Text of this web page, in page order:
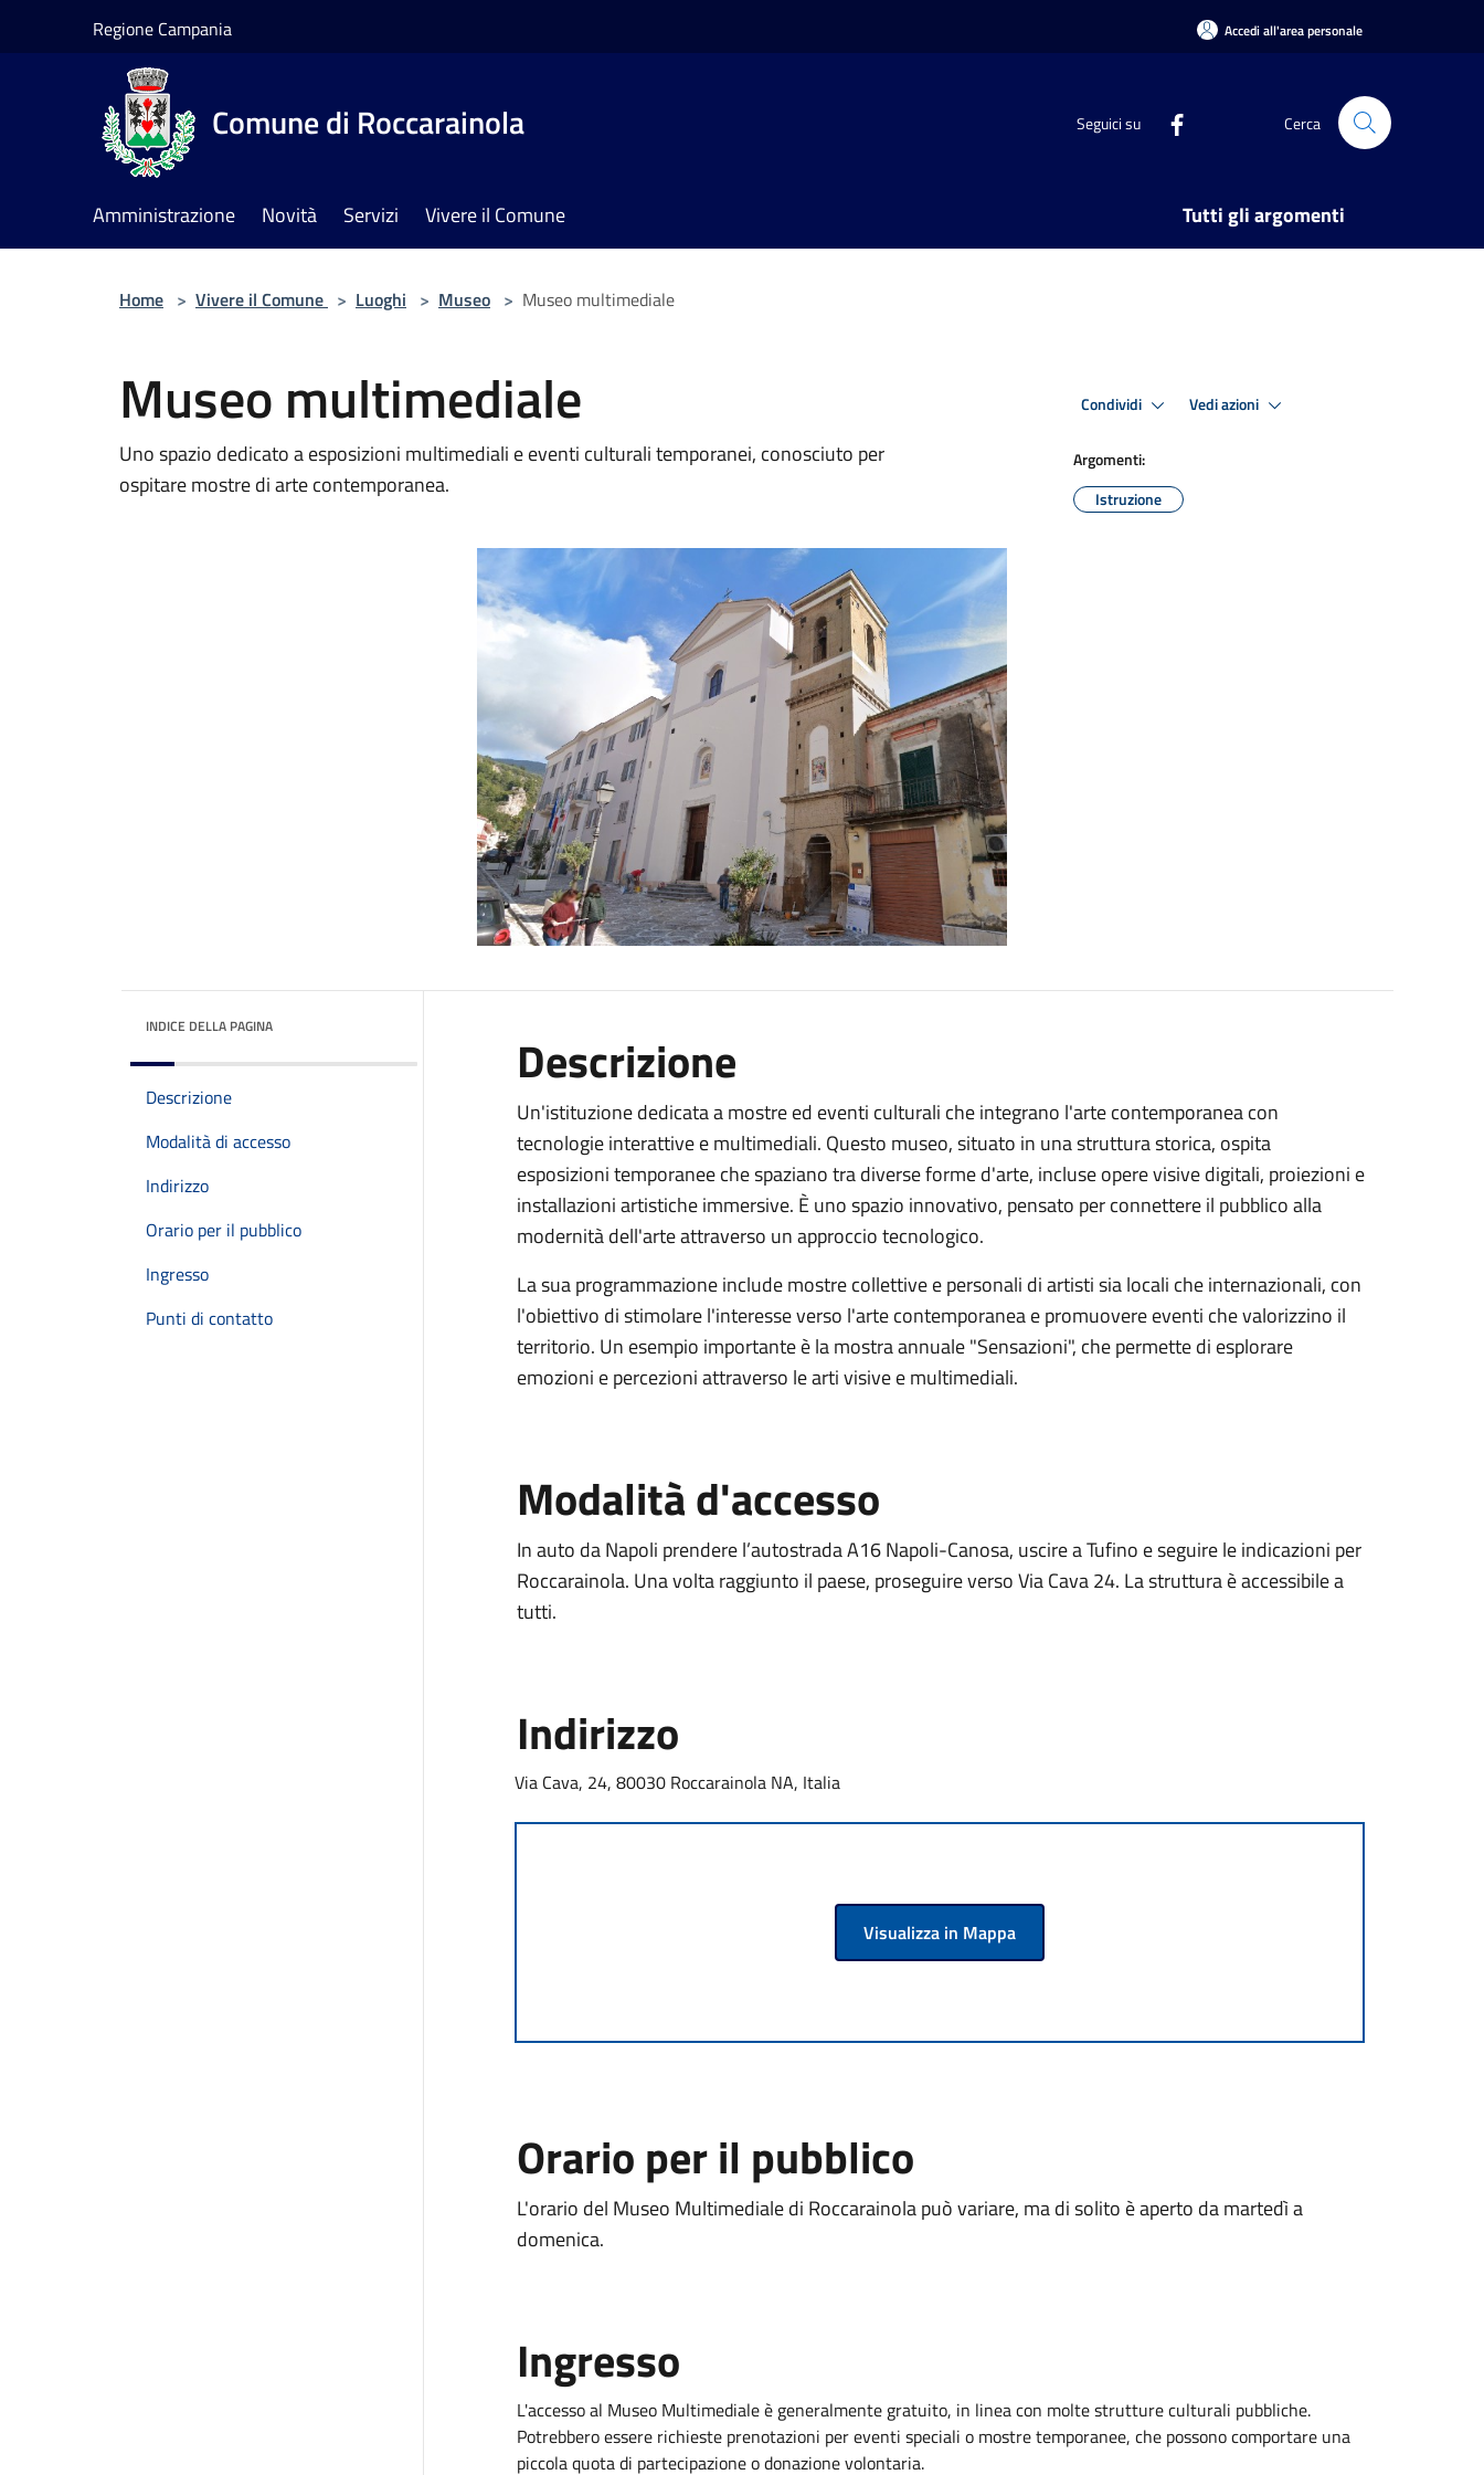
Regione Campania Accedi all'area personale
Comune di Roccarainola Seguici su Cerca
Amministrazione Novità Servizi Vivere il Comune Tutti gli argomenti
Home > Vivere il Comune > Luoghi > Museo > Museo multimediale
Museo multimediale
Uno spazio dedicato a esposizioni multimediali e eventi culturali temporanei, conosciuto per
ospitare mostre di arte contemporanea.
Condividi Vedi azioni
Argomenti:
Istruzione
INDICE DELLA PAGINA
Descrizione
Modalità di accesso
Indirizzo
Orario per il pubblico
Ingresso
Punti di contatto
Descrizione
Un'istituzione dedicata a mostre ed eventi culturali che integrano l'arte contemporanea con
tecnologie interattive e multimediali. Questo museo, situato in una struttura storica, ospita
esposizioni temporanee che spaziano tra diverse forme d'arte, incluse opere visive digitali, proiezioni e
installazioni artistiche immersive. È uno spazio innovativo, pensato per connettere il pubblico alla
modernità dell'arte attraverso un approccio tecnologico.
La sua programmazione include mostre collettive e personali di artisti sia locali che internazionali, con
l'obiettivo di stimolare l'interesse verso l'arte contemporanea e promuovere eventi che valorizzino il
territorio. Un esempio importante è la mostra annuale "Sensazioni", che permette di esplorare
emozioni e percezioni attraverso le arti visive e multimediali.
Modalità d'accesso
In auto da Napoli prendere l’autostrada A16 Napoli-Canosa, uscire a Tufino e seguire le indicazioni per
Roccarainola. Una volta raggiunto il paese, proseguire verso Via Cava 24. La struttura è accessibile a
tutti.
Indirizzo
Via Cava, 24, 80030 Roccarainola NA, Italia
Visualizza in Mappa
Orario per il pubblico
L'orario del Museo Multimediale di Roccarainola può variare, ma di solito è aperto da martedì a
domenica.
Ingresso
L'accesso al Museo Multimediale è generalmente gratuito, in linea con molte strutture culturali pubbliche.
Potrebbero essere richieste prenotazioni per eventi speciali o mostre temporanee, che possono comportare una
piccola quota di partecipazione o donazione volontaria.